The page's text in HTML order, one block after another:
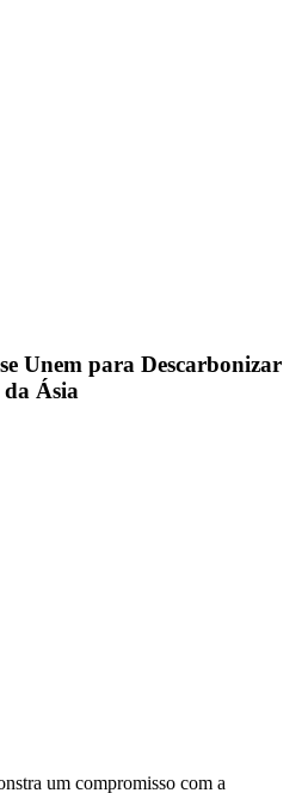
Unem para Descarbonizar
da Ásia
um compromisso com a